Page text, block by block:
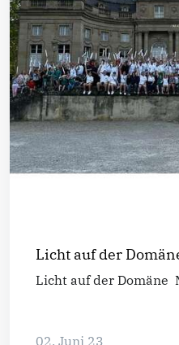
Licht auf der
Licht auf der Domäne
02. Juni 23